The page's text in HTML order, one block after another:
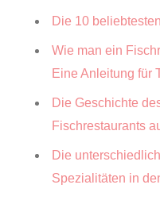
Die 10
Wie man ein
Eine Anleitung für
Die Geschichte
Fischrestaurants
Die
Spezialitäten in